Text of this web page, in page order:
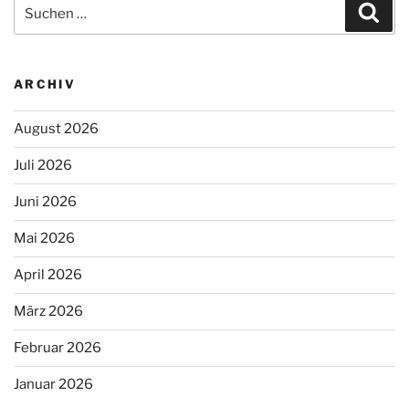
nach:
ARCHIV
August 2026
Juli 2026
Juni 2026
Mai 2026
April 2026
März 2026
Februar 2026
Januar 2026